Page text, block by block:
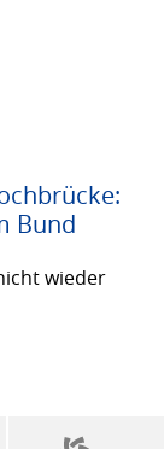
Bund
wieder